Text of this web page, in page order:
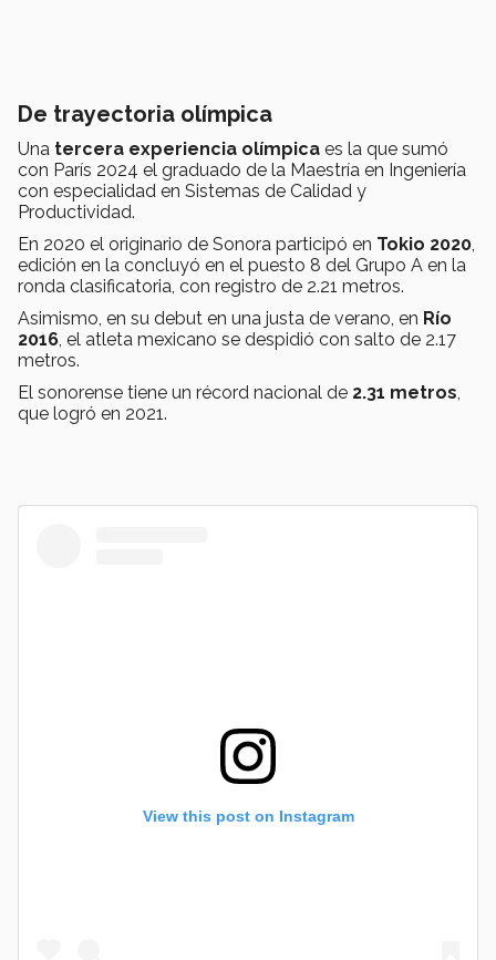
De trayectoria olímpica
Una tercera experiencia olímpica es la que sumó
con París 2024 el graduado de la Maestría en Ingeniería
con especialidad en Sistemas de Calidad y
Productividad.
En 2020 el originario de Sonora participó en Tokio 2020
edición en la concluyó en el puesto 8 del Grupo A en la
ronda clasificatoria, con registro de 2.21 metros.
Asimismo, en su debut en una justa de verano, en Río
2016 , el atleta mexicano se despidió con salto de 2.17
metros.
El sonorense tiene un récord nacional de 2.31 metros
que logró en 2021.
View this post on Instagram